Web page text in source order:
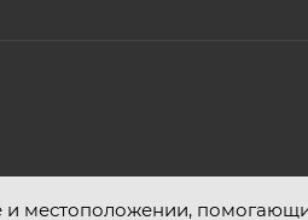
местоположении,